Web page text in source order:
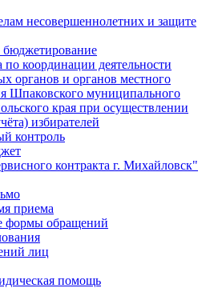
несовершеннолетних и защите
по координации деятельности
органов и органов местного
Шпаковского муниципального
края при осуществлении
избирателей
контроль
контракта г. Михайловск"
приема
формы обращений
лиц
помощь